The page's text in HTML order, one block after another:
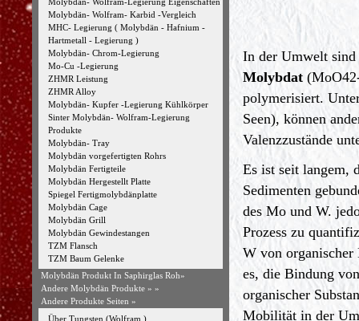
Molybdän- Wolfram- Karbid -Vergleich
MHC- Legierung ( Molybdän - Hafnium -
Hartmetall - Legierung )
Molybdän- Chrom-Legierung
Mo-Cu -Legierung
ZHMR Leistung
ZHMR Alloy
Molybdän- Kupfer -Legierung Kühlkörper
Sinter Molybdän- Wolfram-Legierung
Produkte
Molybdän- Tray
Molybdän vorgefertigten Rohrs
Molybdän Fertigteile
Molybdän Hergestellt Platte
Spiegel Fertigmolybdänplatte
Molybdän Cage
Molybdän Grill
Molybdän Gewindestangen
TZM Flansch
TZM Baum Gelenke
Molybdän Produkt In Saphirglas Roh»
Andere Molybdän Produkte » »
Andere Produkte Seiten »
Über Tungsten (Wolfram )
In der Umwelt
Molybdat
polymerisiert.
Seen), können
Valenzzustände
Es ist seit langem,
Sedimenten
des Mo und W.
Prozess zu
W von
es, die Bindung
organischer
Mobilität in der